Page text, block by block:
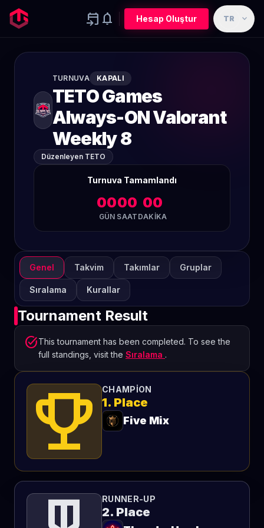
event_upcoming notifications Hesap Oluştur TR expand_more
TURNUVA KAPALI
TETO Games
Always-ON Valorant
Weekly 8
Düzenleyen TETO
Turnuva Tamamlandı
00
GÜN
00
SAAT
00
DAKIKA
Genel Takvim Takımlar Gruplar
Sıralama Kurallar
Tournament Result
task_altThis tournament has been completed. To see the
full standings, visit the Sıralama .
emoji_events CHAMPION
1. Place
Five Mix
RUNNER-UP
2. Place